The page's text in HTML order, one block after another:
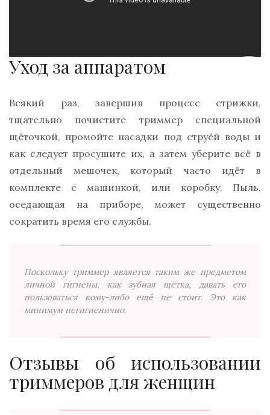
Уход за аппаратом
Всякий раз, завершив процесс стрижки,
тщательно почистите триммер специальной
щёточкой, промойте насадки под струёй воды и
как следует просушите их, а затем уберите всё в
отдельный мешочек, который часто идёт в
комплекте с машинкой, или коробку. Пыль,
оседающая на приборе, может существенно
сократить время его службы.
Поскольку триммер является таким же предметом
личной гигиены, как зубная щётка, давать его
пользоваться кому-либо ещё не стоит. Это как
минимум негигиенично.
Отзывы об использовании
триммеров для женщин